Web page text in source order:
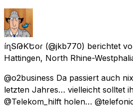
íղՏԹҽƘԵօɾ (@jkb770) berichtet
Hattingen, North Rhine-
@o2business Da passiert auch
letzten Jahres… vielleicht solltet
@Telekom_hilft holen…